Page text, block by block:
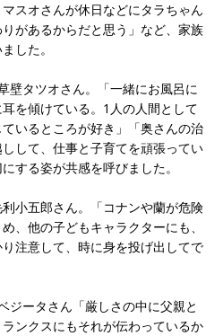
スオさんが休日などにタラちゃん
があるからだと思う」など、家族
した。
壁タツオさん。「一緒にお風呂に
を傾けている。1人の人間として
いるところが好き」「奥さんの治
して、仕事と子育てを頑張ってい
する姿が共感を呼びました。
小五郎さん。「コナンや蘭が危険
、他の子どもキャラクターにも、
注意して、時に身を投げ出してで
ジータさん「厳しさの中に父親と
ンクスにもそれが伝わっているか